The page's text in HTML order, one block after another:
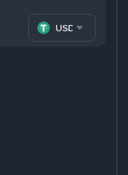
USDT